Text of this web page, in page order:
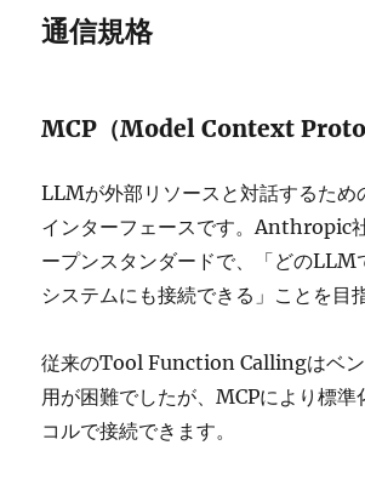
通信規格
MCP（Model Context
LLMが外部リソースと対話するため
インターフェースです。Anthropic
ープンスタンダードで、「どのLLM
システムにも接続できる」ことを目
従来のTool Function Callingはベン
用が困難でしたが、MCPにより標準
コルで接続できます。